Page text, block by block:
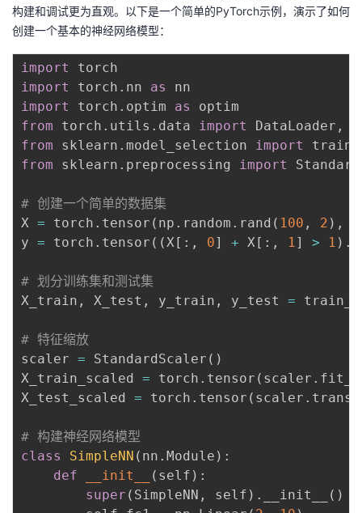
构建和调试更为直观。以下是一个简单的PyTorch示例，演示了如何
创建一个基本的神经网络模型：
import
import
torch . nn as
import
torch . optim as
from torch . utils . data import DataLoader ,
from sklearn . model_selection import
from sklearn . preprocessing import
# 创建一个简单的数据集
X = torch . tensor ( np . random . rand ( 100 , 2 ) ,
y = torch . tensor ( (X[ : , 0] + X[ : , 1] > 1 ) .
# 划分训练集和测试集
X_train , X_test , y_train , y_test =
# 特征缩放
scaler = StandardScaler ( )
X_train_scaled = torch . tensor ( scaler .
X_test_scaled = torch . tensor ( scaler .
# 构建神经网络模型
class
SimpleNN ( nn . Module ) :
def
__init__ ( self ) :
super ( SimpleNN , self ) . __init__ ( )